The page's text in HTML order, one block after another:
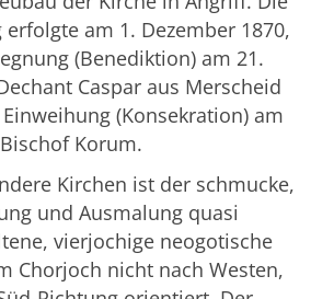
am 1. Dezember 1870,
(Benediktion) am 21.
Caspar aus Merscheid
(Konsekration) am
Korum.
Kirchen ist der schmucke,
und Ausmalung quasi
vierjochige neogotische
Chorjoch nicht nach Westen,